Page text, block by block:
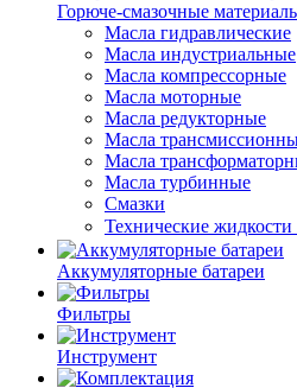
Горюче-смазочные
Масла гидравлические
Масла индустриальные
Масла компрессорные
Масла моторные
Масла редукторные
Масла
Масла
Масла турбинные
Смазки
Технические жидкости
Аккумуляторные батареи
Фильтры
Инструмент